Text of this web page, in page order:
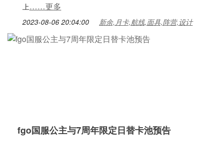
上……更多
2023-08-06 20:04:00 新余,月卡,航线,面具,阵营,设计
fgo国服公主与7周年限定日替卡池预告